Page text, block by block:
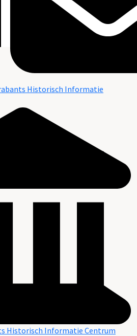
Historisch Informatie
Historisch Informatie Centrum